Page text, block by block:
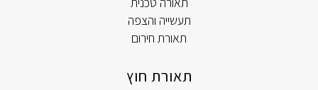
תעשייה והצפה
תאורת חירום
תאורת חוץ